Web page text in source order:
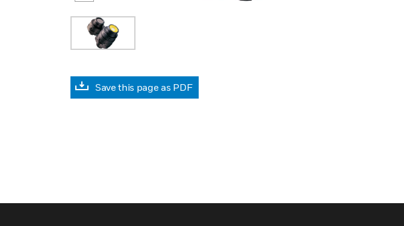
Save this page as PDF